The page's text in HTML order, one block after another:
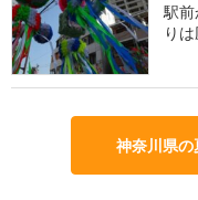
駅
り
神奈川県